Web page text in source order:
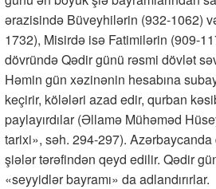
ərazisində Büveyhilərin (932-1062)
1732), Misirdə isə Fatimilərin (909-
dövründə Qədir günü rəsmi dövlət
Həmin gün xəzinənin hesabına
keçirir, kölələri azad edir, qurban
paylayırdılar (Əllamə Mühəməd
tarixi», səh. 294-297). Azərbaycanda
şiələr tərəfindən qeyd edilir. Qədir
«seyyidlər bayramı» da adlandırırlar.